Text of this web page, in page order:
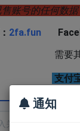
售账号的任何数
2fa.fun
型或者自
支付
通知